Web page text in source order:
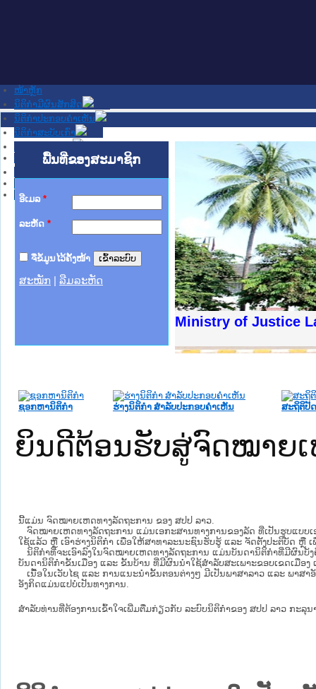
ໜ້າຫຼັກ
ນິຕິກໍາມີຜົນສັກສິດ
ນິຕິກໍາປະກອບຄໍາເຫັນ
ນິຕິກໍາສະບັບເກົ່າ
ເວັບໄຊອື່ນໆ
ຊ່ວຍເຫຼືອ
ພື້ນທີ່ຂອງສະມາຊິກ
ອີເມລ *
ລະຫັດ *
ຈື່ຂໍ້ມູນໄວ້ຄັ້ງໜ້າ
ສະໝັກ ລືມລະຫັດ
Ministry of Justice
ຊາຊົນ ພາກເໜືອ
ການ
ກາງ
ກໃຕ້
ນຕຳຫຼວດປະຊາຊົນ
ສັນຕິບານປະຊາຊົນ
ກເໜືອ
ຊາຊົນ ພາກກາງ
ຊອກຫານິຕິກໍາ ຮ່າງນິຕິກໍາ ສໍາລັບປະກອບຄໍາເຫັນ ສະຖິຕິປັ
ຍິນດີຕ້ອນຮັບສູ່ຈົດໝາຍເ
ນີ້ແມ່ນ ຈົດໝາຍເຫດທາງລັດຖະການ ຂອງ ສປປ ລາວ.
ຈົດໝາຍເຫດທາງລັດຖະການ ແມ່ນ​ເອ​ກະ​ສານ​ທາງ​ການ​ຂອງ​ລັດ ທີ່​ເປັນ​ຮູບ​ແບບ​
ໃຊ້ແລ້ວ ຫຼື ເອົາຮ່າງນິຕິກໍາ ເພື່ອໃຫ້​ສາ​ທາ​ລະ​ນະ​ຊົນ​ຮັບ​ຮູ້ ແລະ ຈັດ​ຕັ້ງ​ປະ​ຕິ​ບັດ ຫຼື
ນິ​ຕິ​ກຳ​ທີ່​ຈະ​ເອົາ​ລົງ​ໃນ​ຈົດ​ໝາຍ​ເຫດ​ທາງ​ລັດ​ຖະ​ການ ​ແມ່ນ​ບັນ​ດາ​ນິ​ຕິ​ກຳ​ທີ່​ມີ​ຜົນ​ບັ
ບັນ​ດານິ​ຕິ​ກຳ​ຂັ້ນ​ເມືອງ ແລະ ຂັ້ນ​ບ້ານ ​ທີ່​ມີ​ຜົນ​ນຳ​ໃຊ້​ສຳ​ລັບ​ສະ​ເພາະ​ຂອບ​ເຂດ​ເມືອງ
ເນື້ອໃນ​ເວັບ​ໄຊ​ ແລະ ການແນະນໍາຂັ້ນຕອນຕ່າງໆ ມີເປັນພາສາລາວ ແລະ ພາສ
ອັງກິດແມ່ນແປບໍ່ເປັນທາງການ.
ສໍາລັບທ່ານທີ່ຕ້ອງການເຂົ້າໃຈເພີ່ມຕື່ມກ່ຽວກັບ ລະບົບນິຕິກຳຂອງ ສປປ ລາວ ກະລຸນ